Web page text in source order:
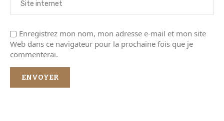
Enregistrez mon nom, mon adresse e-mail et mon site
Web dans ce navigateur pour la prochaine fois que je
commenterai.